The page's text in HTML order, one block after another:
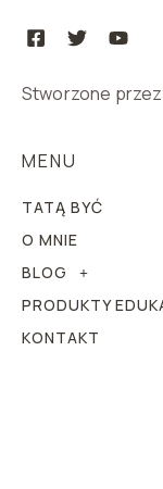
Stworzone
MENU
TATĄ BYĆ
O MNIE
BLOG
PRODUKTY
KONTAKT